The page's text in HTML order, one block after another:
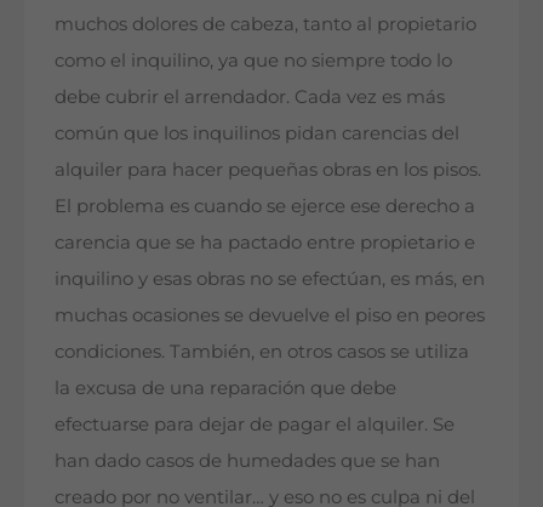
muchos dolores de cabeza, tanto al propietario
como el inquilino, ya que no siempre todo lo
debe cubrir el arrendador. Cada vez es más
común que los inquilinos pidan carencias del
alquiler para hacer pequeñas obras en los pisos.
El problema es cuando se ejerce ese derecho a
carencia que se ha pactado entre propietario e
inquilino y esas obras no se efectúan, es más, en
muchas ocasiones se devuelve el piso en peores
condiciones. También, en otros casos se utiliza
la excusa de una reparación que debe
efectuarse para dejar de pagar el alquiler. Se
han dado casos de humedades que se han
creado por no ventilar… y eso no es culpa ni del